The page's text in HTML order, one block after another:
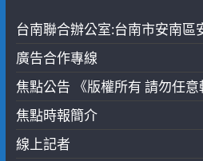
台南聯合辦公室:台南市安南區
廣告合作專線
焦點公告 《版權所有 請勿任意
焦點時報簡介
線上記者